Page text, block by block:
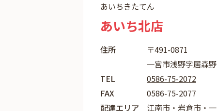
あいちきたてん
あいち北店
住所
〒491-0871
一宮市浅野字居森
TEL
0586-75-2072
FAX
0586-75-2077
配達エリア
江南市・岩倉市・